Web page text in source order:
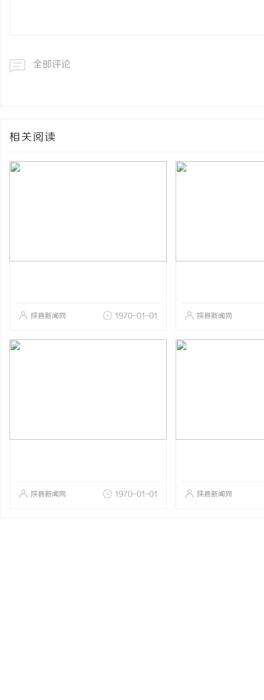
全部评论
相关阅读
陕县新闻网 1970-01-01 陕县新闻网
陕县新闻网 1970-01-01 陕县新闻网